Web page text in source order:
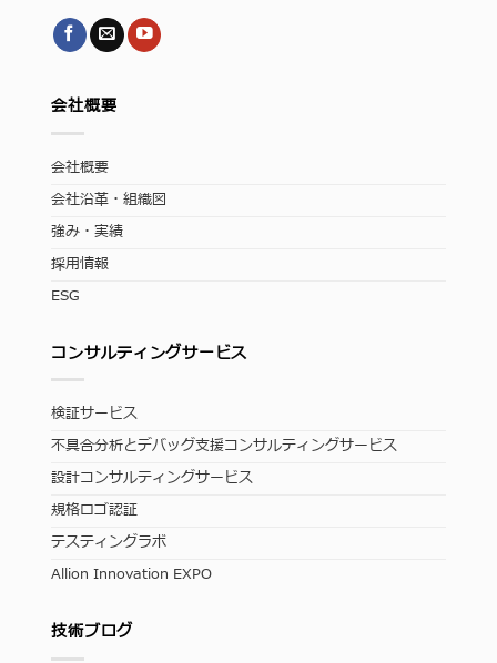
会社概要
会社概要
会社沿革・組織図
強み・実績
採用情報
ESG
コンサルティングサービス
検証サービス
不具合分析とデバッグ支援コンサルティングサービス
設計コンサルティングサービス
規格ロゴ認証
テスティングラボ
Allion Innovation EXPO
技術ブログ